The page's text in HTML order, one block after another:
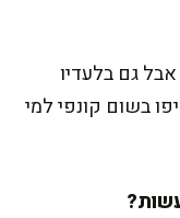
גם בלעדיו
בשום קונפי למי